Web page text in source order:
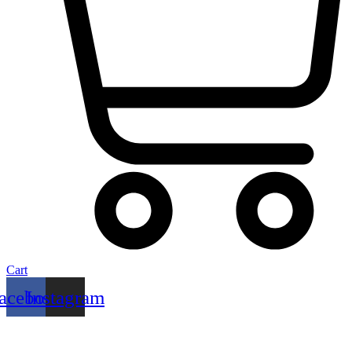
Cart
Instagram